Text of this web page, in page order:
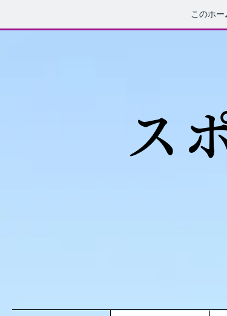
このホ
ス